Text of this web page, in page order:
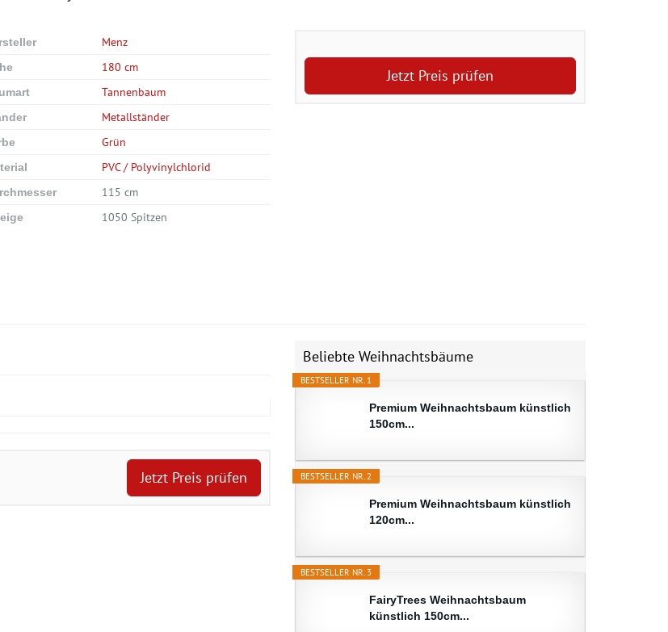
Jetzt Preis prüfen
Menz
180 cm
Tannenbaum
Metallständer
Grün
PVC / Polyvinylchlorid
115 cm
1050 Spitzen
Jetzt Preis prüfen
Beliebte Weihnachtsbäume
BESTSELLER NR. 1
Premium Weihnachtsbaum künstlich
150cm...
BESTSELLER NR. 2
Premium Weihnachtsbaum künstlich
120cm...
BESTSELLER NR. 3
FairyTrees Weihnachtsbaum
künstlich 150cm...